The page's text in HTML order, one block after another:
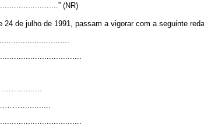
(NR)
24 de julho de 1991, passam a vigorar com a seguinte